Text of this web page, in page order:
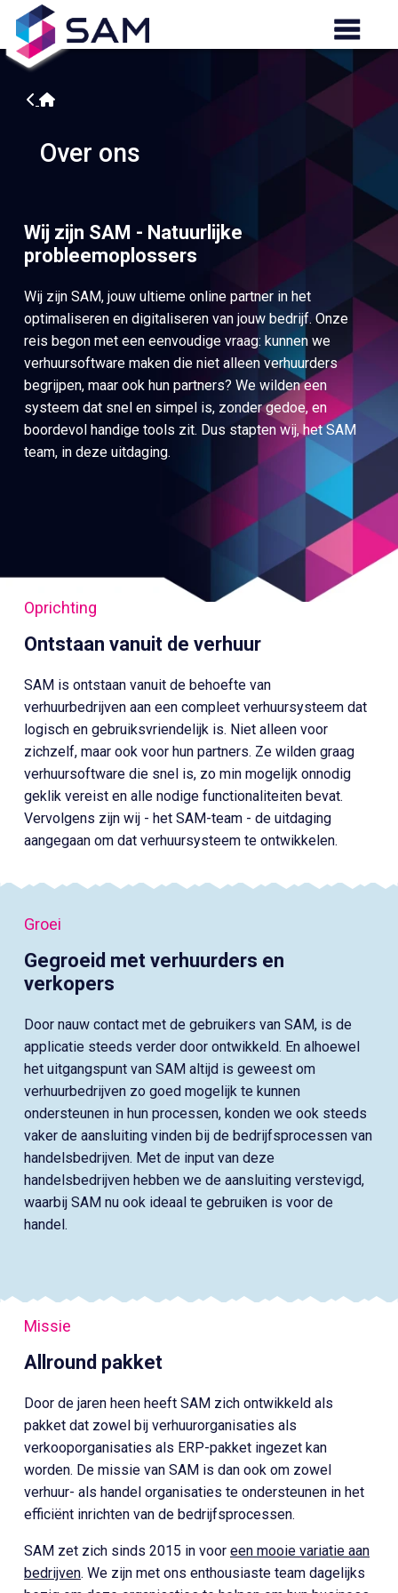
Over ons
Wij zijn SAM - Natuurlijke
probleemoplossers
Wij zijn SAM, jouw ultieme online partner in het
optimaliseren en digitaliseren van jouw bedrijf. Onze
reis begon met een eenvoudige vraag: kunnen we
verhuursoftware maken die niet alleen verhuurders
begrijpen, maar ook hun partners? We wilden een
systeem dat snel en simpel is, zonder gedoe, en
boordevol handige tools zit. Dus stapten wij, het SAM
team, in deze uitdaging.
Ontstaan vanuit de verhuur
Oprichting
SAM is ontstaan vanuit de behoefte van
verhuurbedrijven aan een compleet verhuursysteem dat
logisch en gebruiksvriendelijk is. Niet alleen voor
zichzelf, maar ook voor hun partners. Ze wilden graag
verhuursoftware die snel is, zo min mogelijk onnodig
geklik vereist en alle nodige functionaliteiten bevat.
Vervolgens zijn wij - het SAM-team - de uitdaging
aangegaan om dat verhuursysteem te ontwikkelen.
Gegroeid met verhuurders en
verkopers
Groei
Door nauw contact met de gebruikers van SAM, is de
applicatie steeds verder door ontwikkeld. En alhoewel
het uitgangspunt van SAM altijd is geweest om
verhuurbedrijven zo goed mogelijk te kunnen
ondersteunen in hun processen, konden we ook steeds
vaker de aansluiting vinden bij de bedrijfsprocessen van
handelsbedrijven. Met de input van deze
handelsbedrijven hebben we de aansluiting verstevigd,
waarbij SAM nu ook ideaal te gebruiken is voor de
handel.
Allround pakket
Missie
Door de jaren heen heeft SAM zich ontwikkeld als
pakket dat zowel bij verhuurorganisaties als
verkooporganisaties als ERP-pakket ingezet kan
worden. De missie van SAM is dan ook om zowel
verhuur- als handel organisaties te ondersteunen in het
efficiënt inrichten van de bedrijfsprocessen.
SAM zet zich sinds 2015 in voor een mooie variatie aan
bedrijven. We zijn met ons enthousiaste team dagelijks